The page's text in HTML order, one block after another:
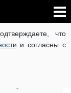
что
и согласны с
КОРОНАВИРУС В
УКРАЇНСЬКОЮ